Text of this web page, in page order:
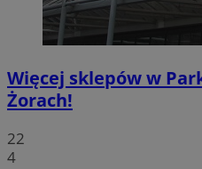
Więcej sklepów w
Żorach!
22
4